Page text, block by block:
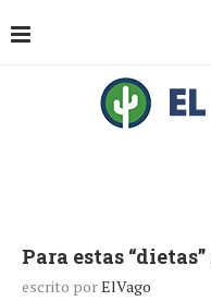
Para estas
escrito porElVago